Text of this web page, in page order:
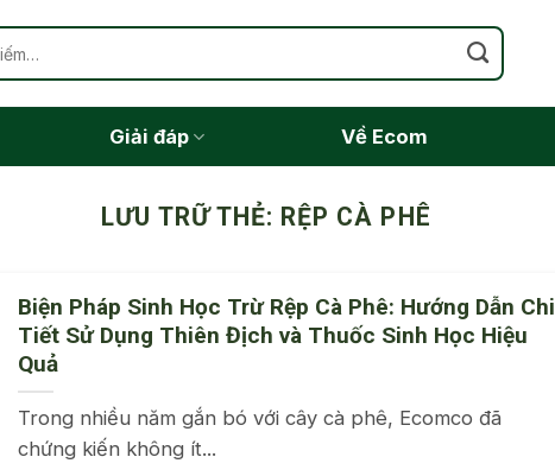
Giải đáp Về Ecom
LƯU TRỮ THẺ: RỆP CÀ PHÊ
Biện Pháp Sinh Học Trừ Rệp Cà Phê: Hướng Dẫn Chi
Tiết Sử Dụng Thiên Địch và Thuốc Sinh Học Hiệu
Quả
Trong nhiều năm gắn bó với cây cà phê, Ecomco đã
chứng kiến không ít...